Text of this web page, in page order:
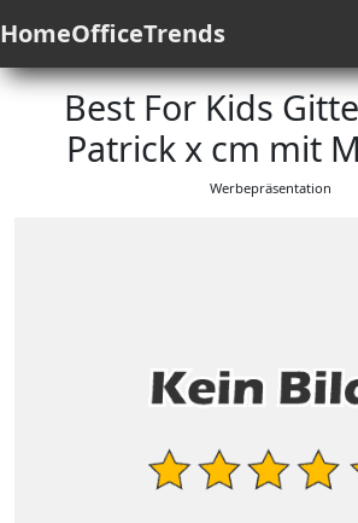
HomeOfficeTrends
Best For Kids
Patrick x cm mit
Werbepräsentation